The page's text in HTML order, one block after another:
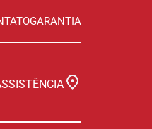
GARANTIA